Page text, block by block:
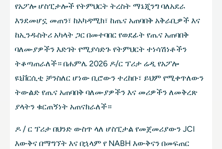
የአፖሎ ሆስፒታሎች የትምህርት ትረስት ማኔጂንግ ባለአደራ
እንደመሆኗ መጠን፣ ከአካዳሚክ፣ ከጤና አጠባበቅ አቅራቢዎች እና
ከኢንዱስትሪ አካላት ጋር በመተባበር የወደፊት የጤና አጠባበቅ
ባለሙያዎችን እድገት የሚያሳድጉ የትምህርት ተነሳሽነቶችን
ትቆጣጠራለች። በሐምሌ 2026 ዶ/ር ፕሪታ ሬዲ የአፖሎ
ዩኒቨርሲቲ ቻንስለር ሆነው ቢሮውን ተረከቡ፣ ይህም የሚቀጥለውን
ትውልድ የጤና አጠባበቅ ባለሙያዎችን እና መሪዎችን ለመቅረጽ
ያላትን ቁርጠኝነት አጠናክራለች።
ዶ / ር ፕሪታ በህንድ ውስጥ ላለ ሆስፒታል የመጀመሪያውን JCI
እውቅና በማግኘት እና በኋላም የ NABH እውቅናን በመፍጠር